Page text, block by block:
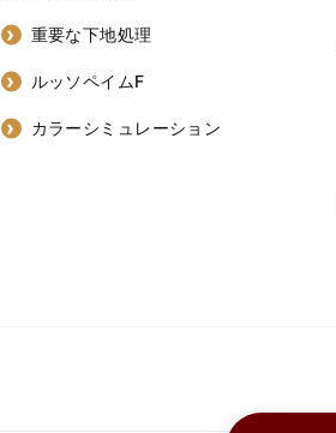
重要な下地処理
ルッソペイムF
カラーシミュレーション